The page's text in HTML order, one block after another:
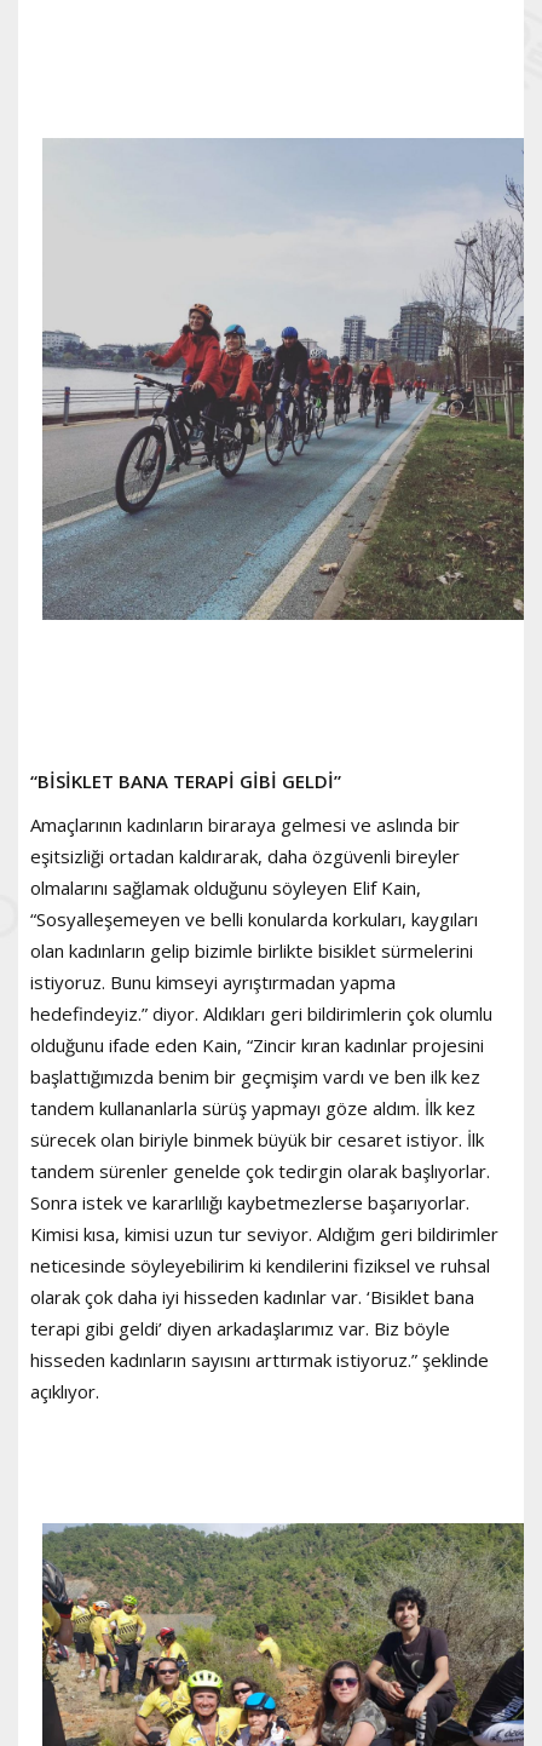
“BİSİKLET BANA TERAPİ GİBİ GELDİ”
Amaçlarının kadınların biraraya gelmesi ve aslında bir
eşitsizliği ortadan kaldırarak, daha özgüvenli bireyler
olmalarını sağlamak olduğunu söyleyen Elif Kain,
“Sosyalleşemeyen ve belli konularda korkuları, kaygıları
olan kadınların gelip bizimle birlikte bisiklet sürmelerini
istiyoruz. Bunu kimseyi ayrıştırmadan yapma
hedefindeyiz.” diyor. Aldıkları geri bildirimlerin çok olumlu
olduğunu ifade eden Kain, “Zincir kıran kadınlar projesini
başlattığımızda benim bir geçmişim vardı ve ben ilk kez
tandem kullananlarla sürüş yapmayı göze aldım. İlk kez
sürecek olan biriyle binmek büyük bir cesaret istiyor. İlk
tandem sürenler genelde çok tedirgin olarak başlıyorlar.
Sonra istek ve kararlılığı kaybetmezlerse başarıyorlar.
Kimisi kısa, kimisi uzun tur seviyor. Aldığım geri bildirimler
neticesinde söyleyebilirim ki kendilerini fiziksel ve ruhsal
olarak çok daha iyi hisseden kadınlar var. ‘Bisiklet bana
terapi gibi geldi’ diyen arkadaşlarımız var. Biz böyle
hisseden kadınların sayısını arttırmak istiyoruz.” şeklinde
açıklıyor.